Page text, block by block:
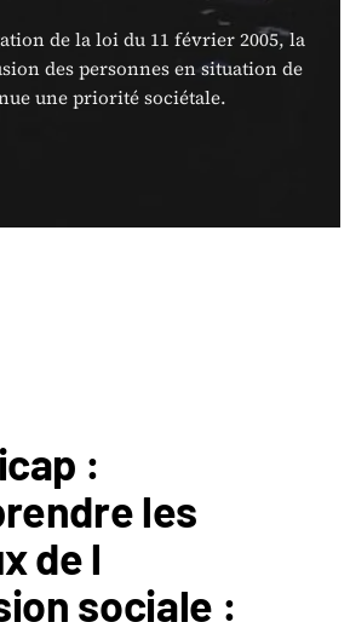
de la loi du 11 février 2005, la
des personnes en situation de
une priorité sociétale.
:
les
de l
sociale :